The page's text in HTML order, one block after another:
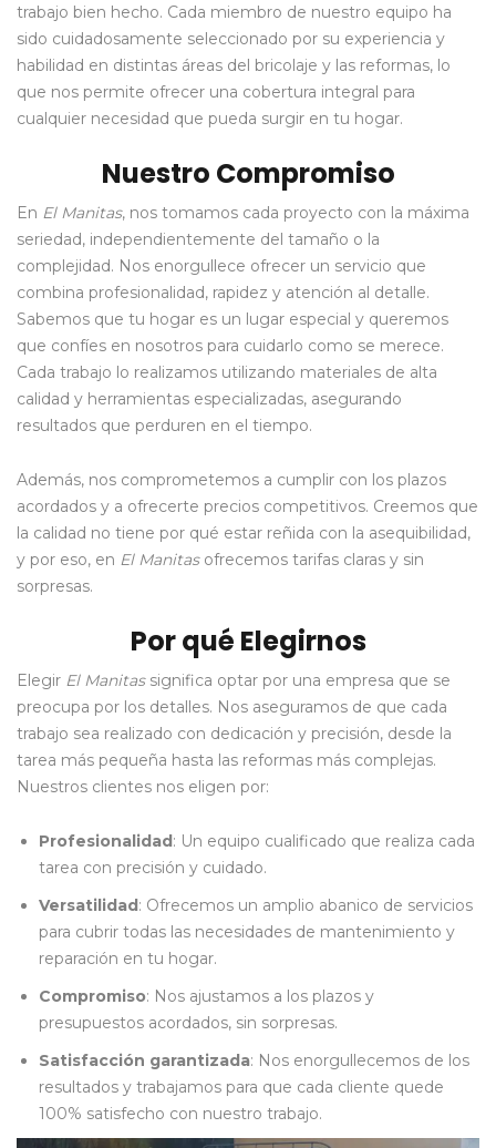
trabajo bien hecho. Cada miembro de nuestro equipo ha
sido cuidadosamente seleccionado por su experiencia y
habilidad en distintas áreas del bricolaje y las reformas, lo
que nos permite ofrecer una cobertura integral para
cualquier necesidad que pueda surgir en tu hogar.
Nuestro Compromiso
En El Manitas, nos tomamos cada proyecto con la máxima
seriedad, independientemente del tamaño o la
complejidad. Nos enorgullece ofrecer un servicio que
combina profesionalidad, rapidez y atención al detalle.
Sabemos que tu hogar es un lugar especial y queremos
que confíes en nosotros para cuidarlo como se merece.
Cada trabajo lo realizamos utilizando materiales de alta
calidad y herramientas especializadas, asegurando
resultados que perduren en el tiempo.
Además, nos comprometemos a cumplir con los plazos
acordados y a ofrecerte precios competitivos. Creemos que
la calidad no tiene por qué estar reñida con la asequibilidad,
y por eso, en El Manitasofrecemos tarifas claras y sin
sorpresas.
Por qué Elegirnos
Elegir El Manitassignifica optar por una empresa que se
preocupa por los detalles. Nos aseguramos de que cada
trabajo sea realizado con dedicación y precisión, desde la
tarea más pequeña hasta las reformas más complejas.
Nuestros clientes nos eligen por:
Profesionalidad: Un equipo cualificado que realiza cada
tarea con precisión y cuidado.
Versatilidad: Ofrecemos un amplio abanico de servicios
para cubrir todas las necesidades de mantenimiento y
reparación en tu hogar.
Compromiso: Nos ajustamos a los plazos y
presupuestos acordados, sin sorpresas.
Satisfacción garantizada: Nos enorgullecemos de los
resultados y trabajamos para que cada cliente quede
100% satisfecho con nuestro trabajo.